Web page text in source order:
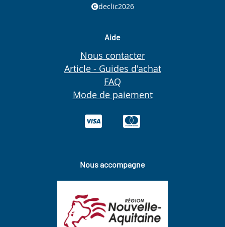
declic2026
Aide
Nous contacter
Article - Guides d'achat
FAQ
Mode de paiement
Nous accompagne